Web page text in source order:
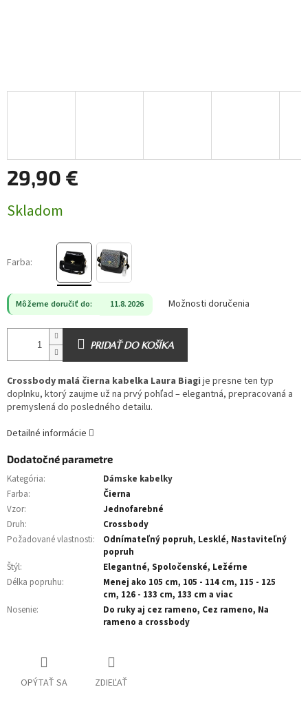
29,90 €
cena:
Skladom
Farba:
Môžeme doručiť do: 11.8.2026 Možnosti doručenia
PRIDAŤ DO KOŠÍKA
Crossbody malá čierna kabelka Laura Biagi je presne ten typ
doplnku, ktorý zaujme už na prvý pohľad – elegantná, prepracovaná a
premyslená do posledného detailu.
Detailné informácie
Dodatočné parametre
Kategória:
Dámske kabelky
Farba:
Čierna
Vzor:
Jednofarebné
Druh:
Crossbody
Požadované vlastnosti:
Odnímateľný popruh, Lesklé, Nastaviteľný
popruh
Štýl:
Elegantné, Spoločenské, Ležérne
Délka popruhu:
Menej ako 105 cm, 105 - 114 cm, 115 - 125
cm, 126 - 133 cm, 133 cm a viac
Nosenie:
Do ruky aj cez rameno, Cez rameno, Na
rameno a crossbody
OPÝTAŤ SA ZDIEĽAŤ